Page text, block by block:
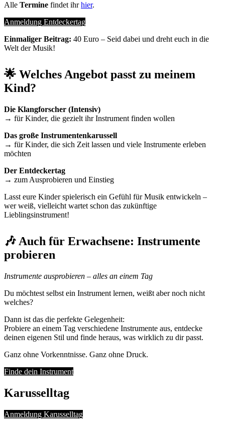
Alle Termine findet ihrhier.
Anmeldung Entdeckertag
Einmaliger Beitrag: 40 Euro – Seid dabei und dreht euch in die
Welt der Musik!
🌟 Welches Angebot passt zu meinem
Kind?
Die Klangforscher (Intensiv)
→ für Kinder, die gezielt ihr Instrument finden wollen
Das große Instrumentenkarussell
→ für Kinder, die sich Zeit lassen und viele Instrumente erleben
möchten
Der Entdeckertag
→ zum Ausprobieren und Einstieg
Lasst eure Kinder spielerisch ein Gefühl für Musik entwickeln –
wer weiß, vielleicht wartet schon das zukünftige
Lieblingsinstrument!
🎶 Auch für Erwachsene: Instrumente
probieren
Instrumente ausprobieren – alles an einem Tag
Du möchtest selbst ein Instrument lernen, weißt aber noch nicht
welches?
Dann ist das die perfekte Gelegenheit:
Probiere an einem Tag verschiedene Instrumente aus, entdecke
deinen eigenen Stil und finde heraus, was wirklich zu dir passt.
Ganz ohne Vorkenntnisse. Ganz ohne Druck.
Finde dein Instrument
Karusselltag
Anmeldung Karusselltag